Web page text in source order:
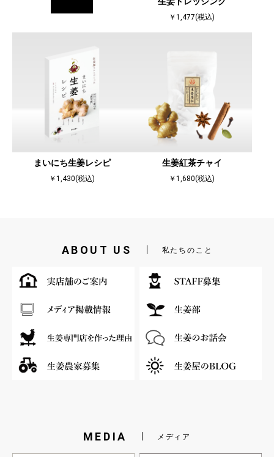
￥1,477(税込)
まいにち生姜レシピ
￥1,430(税込)
生姜紅茶チャイ
￥1,680(税込)
ABOUT US 私たちのこと
MEDIA メディア